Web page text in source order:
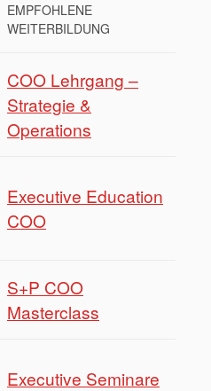
EMPFOHLENE
WEITERBILDUNG
COO Lehrgang –
Strategie &
Operations
Executive Education
COO
S+P COO
Masterclass
Executive Seminare